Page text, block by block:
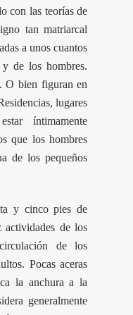
con las teorías de
tan matriarcal
a unos cuantos
de los hombres.
O bien figuran en
lugares
íntimamente
que los hombres
de los pequeños
y cinco pies de
actividades de los
de los
Pocas aceras
la anchura a la
generalmente